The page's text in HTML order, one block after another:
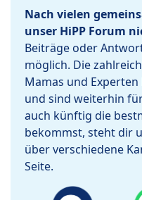
Nach vielen
unser HiPP Forum
Beiträge oder
möglich. Die
Mamas und
und sind weiterhin
auch künftig die
bekommst, steht dir
über verschiedene
Seite.